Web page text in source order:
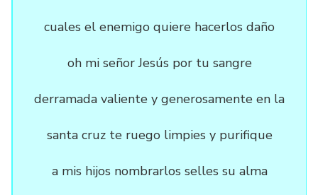
cuales el enemigo quiere hacerlos daño
oh mi señor Jesús por tu sangre
derramada valiente y generosamente en la
santa cruz te ruego limpies y purifique
a mis hijos nombrarlos selles su alma